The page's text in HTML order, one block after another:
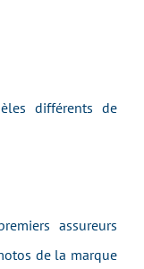
différents de
assureurs
de la marque